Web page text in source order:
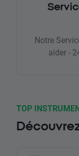
Notre
aider -
TOP